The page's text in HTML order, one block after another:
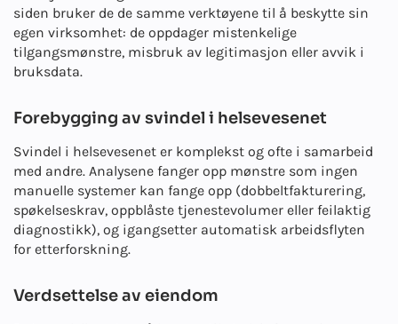
siden bruker de de samme verktøyene til å beskytte sin
egen virksomhet: de oppdager mistenkelige
tilgangsmønstre, misbruk av legitimasjon eller avvik i
bruksdata.
Forebygging av svindel i helsevesenet
Svindel i helsevesenet er komplekst og ofte i samarbeid
med andre. Analysene fanger opp mønstre som ingen
manuelle systemer kan fange opp (dobbeltfakturering,
spøkelseskrav, oppblåste tjenestevolumer eller feilaktig
diagnostikk), og igangsetter automatisk arbeidsflyten
for etterforskning.
Verdsettelse av eiendom